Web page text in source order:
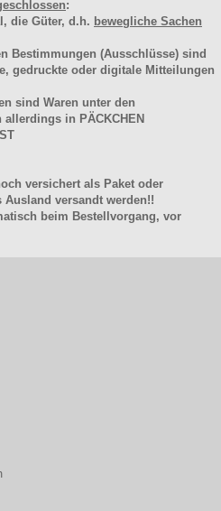
:
die Güter, d.h. bewegliche Sachen
Bestimmungen (Ausschlüsse) sind
gedruckte oder digitale Mitteilungen
sind Waren unter den
in PÄCKCHEN
versichert als Paket oder
versandt werden!!
beim Bestellvorgang, vor